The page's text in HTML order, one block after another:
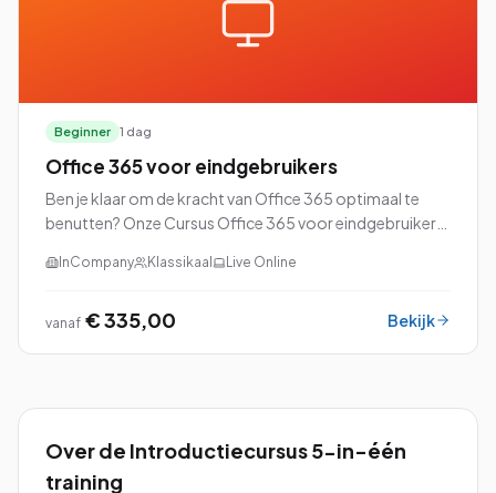
Beginner 1 dag
Office 365 voor eindgebruikers
Ben je klaar om de kracht van Office 365 optimaal te
benutten? Onze Cursus Office 365 voor eindgebruikers
alle ins en outs van dit veelzijdige pl...
InCompany Klassikaal Live Online
vanaf € 335,00 Bekijk
Over de Introductiecursus 5-in-één
training